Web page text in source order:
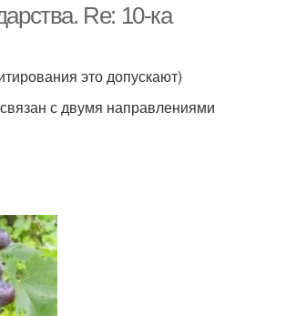
Re: 10-ка
это допускают)
с двумя направлениями